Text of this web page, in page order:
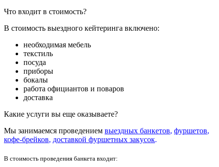
Что входит в стоимость?
В стоимость выездного кейтеринга включено:
необходимая мебель
текстиль
посуда
приборы
бокалы
работа официантов и поваров
доставка
Какие услуги вы еще оказываете?
Мы занимаемся проведением выездных банкетов, фуршетов,
кофе-брейков, доставкой фуршетных закусок.
В стоимость проведения банкета входит: